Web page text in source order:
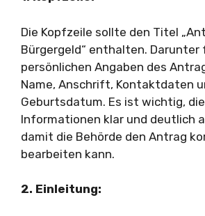
Die Kopfzeile sollte den Titel
Bürgergeld“ enthalten. Darunter
persönlichen Angaben des
Name, Anschrift, Kontaktdaten
Geburtsdatum. Es ist wichtig,
Informationen klar und deutlich
damit die Behörde den Antrag
bearbeiten kann.
2. Einleitung: